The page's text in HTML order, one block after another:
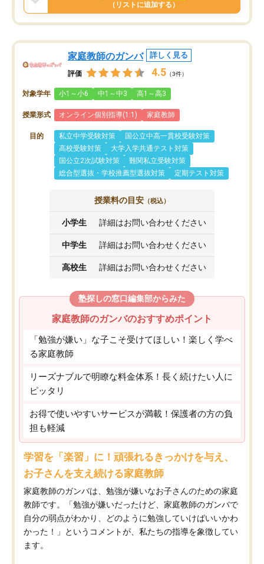
（リストに追加する）
家庭教師のガンバ 詳しく見る
評価 4.5 （3件）
対象学年 小1～小6 中1～中3 高1～高3
授業形式 オンライン個別指導(1:1) 家庭教師
目的 私立中学受験対策
国公立中高一貫校受験対策
高校受験対策
大学入学共通テスト対策
国公立2次試験対策
難関私立受験対策
総合型選抜・学校推薦型選抜対策
定期テスト対策
授業料の目安 （税込）
小学生 詳細はお問い合わせください
中学生 詳細はお問い合わせください
高校生 詳細はお問い合わせください
塾探しの窓口編集部からみた
家庭教師のガンバのおすすめポイント
「勉強が嫌い」な子こそ受けてほしい！楽しく学べ
る家庭教師
リーズナブルで明瞭な料金体系！長く続けたい人に
ピッタリ
お得で使いやすいサービスが満載！保護者の方の負
担も軽減
学習を「楽習」に！頑張れるきっかけを与え、
お子さんを支え続ける家庭教師
家庭教師のガンバは、勉強が嫌いなお子さんのための家庭
教師です。「勉強が嫌いだったけど、家庭教師のガンバで
自分の弱点がわかり、どのように勉強していけばいいかわ
かった！」というコメントが、私たちの指導を象徴してい
ます。